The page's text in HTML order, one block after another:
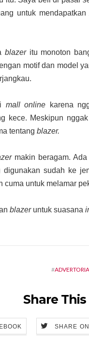
untuk mendapatkan
blazeritu monoton
motif dan model
mall online karena
kece. Meskipun
tentang blazer.
makin beragam.
sudah ke
cuma untuk melamar
blazeruntuk suasana
#
Share
SHARE